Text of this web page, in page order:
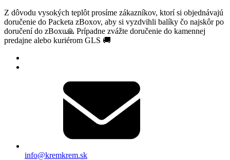
Z dôvodu vysokých teplôt prosíme zákazníkov, ktorí si objednávajú
doručenie do Packeta zBoxov, aby si vyzdvihli balíky čo najskôr po
doručení do zBoxu🙏 Prípadne zvážte doručenie do kamennej
predajne alebo kuriérom GLS 🚚
info@kremkrem.sk